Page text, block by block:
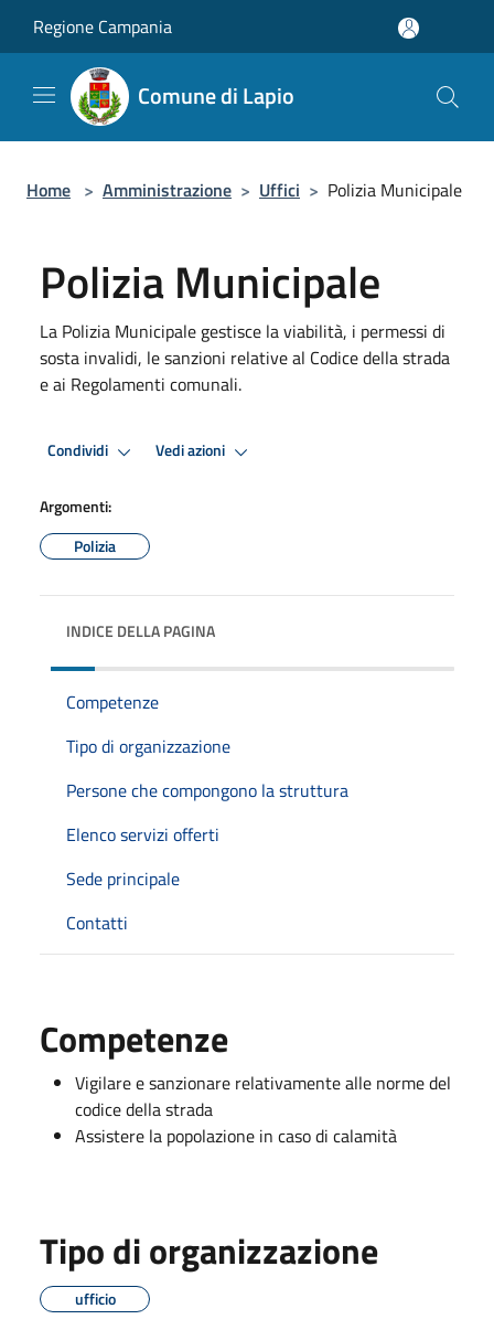
Regione Campania
Comune di Lapio
Home > Amministrazione > Uffici > Polizia Municipale
Polizia Municipale
La Polizia Municipale gestisce la viabilità, i permessi di
sosta invalidi, le sanzioni relative al Codice della strada
e ai Regolamenti comunali.
Condividi Vedi azioni
Argomenti:
Polizia
INDICE DELLA PAGINA
Competenze
Tipo di organizzazione
Persone che compongono la struttura
Elenco servizi offerti
Sede principale
Contatti
Competenze
Vigilare e sanzionare relativamente alle norme del
codice della strada
Assistere la popolazione in caso di calamità
Tipo di organizzazione
ufficio